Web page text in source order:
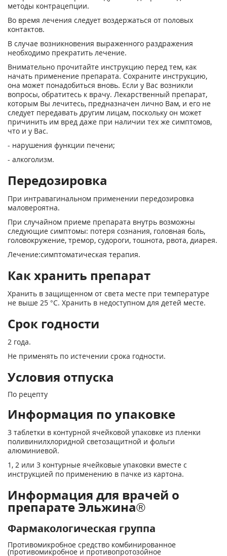
методы контрацепции.
Во время лечения следует воздержаться от половых
контактов.
В случае возникновения выраженного раздражения
необходимо прекратить лечение.
Внимательно прочитайте инструкцию перед тем, как
начать применение препарата. Сохраните инструкцию,
она может понадобиться вновь. Если у Вас возникли
вопросы, обратитесь к врачу. Лекарственный препарат,
которым Вы лечитесь, предназначен лично Вам, и его не
следует передавать другим лицам, поскольку он может
причинить им вред даже при наличии тех же симптомов,
что и у Вас.
- нарушения функции печени;
- алкоголизм.
Передозировка
При интравагинальном применении передозировка
маловероятна.
При случайном приеме препарата внутрь возможны
следующие симптомы: потеря сознания, головная боль,
головокружение, тремор, судороги, тошнота, рвота, диарея.
Лечение:симптоматическая терапия.
Как хранить препарат
Хранить в защищенном от света месте при температуре
не выше 25 °C. Хранить в недоступном для детей месте.
Срок годности
2 года.
Не применять по истечении срока годности.
Условия отпуска
По рецепту
Информация по упаковке
3 таблетки в контурной ячейковой упаковке из пленки
поливинилхлоридной светозащитной и фольги
алюминиевой.
1, 2 или 3 контурные ячейковые упаковки вместе с
инструкцией по применению в пачке из картона.
Информация для врачей о
препарате Эльжина®
Фармакологическая группа
Противомикробное средство комбинированное
(противомикробное и противопротозойное